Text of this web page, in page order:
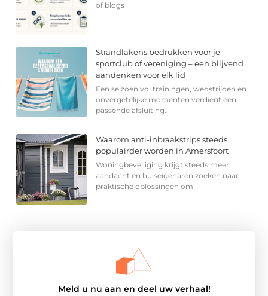
of blogs
Strandlakens bedrukken voor je
sportclub of vereniging – een blijvend
aandenken voor elk lid
Een seizoen vol trainingen, wedstrijden en
onvergetelijke momenten verdient een
passende afsluiting.
Waarom anti-inbraakstrips steeds
populairder worden in Amersfoort
Woningbeveiliging krijgt steeds meer
aandacht en huiseigenaren zoeken naar
praktische oplossingen om
Meld u nu aan en deel uw verhaal!